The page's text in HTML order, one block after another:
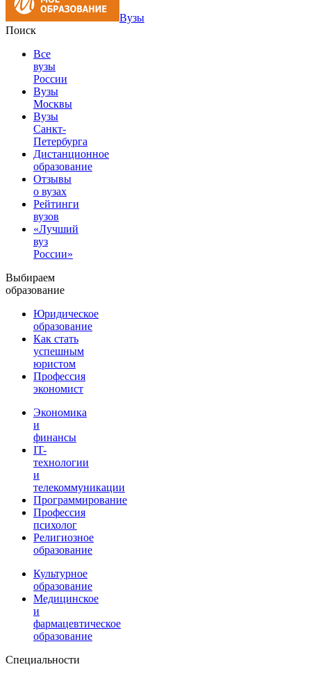
Вузы
Поиск
Все
вузы
России
Вузы
Москвы
Вузы
Санкт-
Петербурга
Дистанционное
образование
Отзывы
о вузах
Рейтинги
вузов
«Лучший
вуз
России»
Выбираем
образование
Юридическое
образование
Как стать
успешным
юристом
Профессия
экономист
Экономика
и
финансы
IT-
технологии
и
телекоммуникации
Программирование
Профессия
психолог
Религиозное
образование
Культурное
образование
Медицинское
и
фармацевтическое
образование
Специальности